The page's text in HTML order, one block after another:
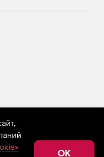
применяются
технологии
сбора,
OK